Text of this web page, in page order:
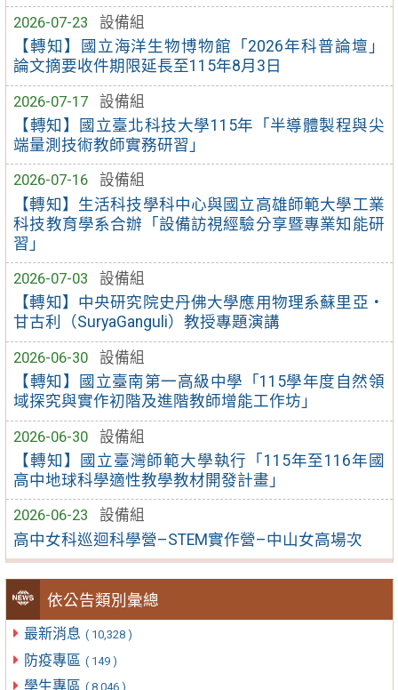
2026-07-23
設備組
【轉知】國立海洋生物博物館「2026年科普論壇」
論文摘要收件期限延長至115年8月3日
2026-07-17
設備組
【轉知】國立臺北科技大學115年「半導體製程與尖
端量測技術教師實務研習」
2026-07-16
設備組
【轉知】生活科技學科中心與國立高雄師範大學工業
科技教育學系合辦「設備訪視經驗分享暨專業知能研
習」
2026-07-03
設備組
【轉知】中央研究院史丹佛大學應用物理系蘇里亞・
甘古利（SuryaGanguli）教授專題演講
2026-06-30
設備組
【轉知】國立臺南第一高級中學「115學年度自然領
域探究與實作初階及進階教師增能工作坊」
2026-06-30
設備組
【轉知】國立臺灣師範大學執行「115年至116年國
高中地球科學適性教學教材開發計畫」
2026-06-23
設備組
高中女科巡迴科學營–STEM實作營–中山女高場次
依公告類別彙總
最新消息 ( 10,328 )
防疫專區 ( 149 )
學生專區 ( 8,046 )